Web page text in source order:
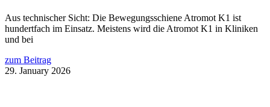
Aus technischer Sicht: Die Bewegungsschiene Atromot K1 ist
hundertfach im Einsatz. Meistens wird die Atromot K1 in Kliniken
und bei
zum Beitrag
29. January 2026